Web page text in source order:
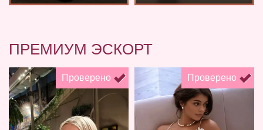
ПРЕМИУМ ЭСКОРТ
Проверено Проверено